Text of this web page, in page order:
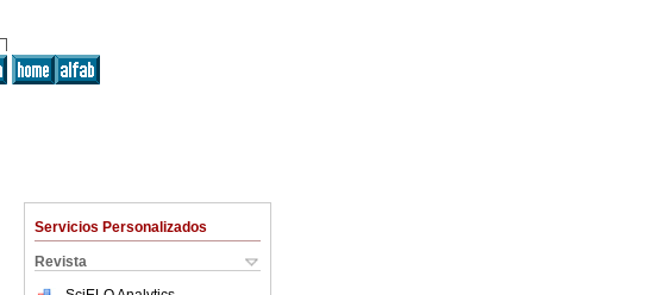
Servicios Personalizados
Revista